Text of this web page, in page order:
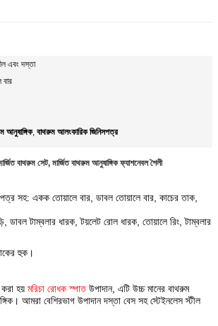
এবং দস্তা
আনুষাঙ্গিক, বাথরুম আলংকারিক জিনিসপত্র
বাথরুম সেট, মার্জিত বাথরুম আনুষাঙ্গিক ফ্যাশনেবল শৈলী
সহ: একক তোয়ালে বার, ডাবল তোয়ালে বার, কাচের তাক,
ডাবল টাম্বলার ধারক, টয়লেট রোল ধারক, তোয়ালে রিং, টাম্বলার
হুক।
হয় মরিচা রোধক স্পাতউপাদান, এটি উচ্চ মানের বাথরুম
আমরা বেশিরভাগ উপাদান দস্তা বেস সহ স্টেইনলেস স্টীল